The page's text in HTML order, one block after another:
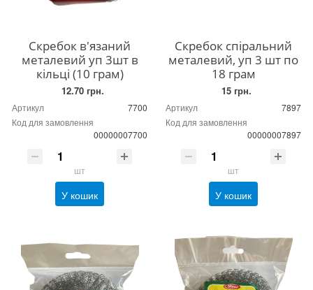
Скребок в'язаний
металевий уп 3шт в
кільці (10 грам)
12.70 грн.
Артикул
7700
Код для замовлення
00000007700
шт
У кошик
Скребок спіральний
металевий, уп 3 шт по
18 грам
15 грн.
Артикул
7897
Код для замовлення
00000007897
шт
У кошик